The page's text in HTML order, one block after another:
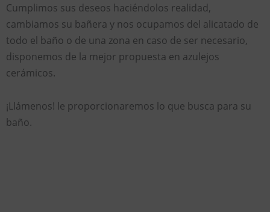
Cumplimos sus deseos haciéndolos realidad,
cambiamos su bañera y nos ocupamos del alicatado de
todo el baño o de una zona en caso de ser necesario,
disponemos de la mejor propuesta en azulejos
cerámicos.
¡Llámenos! le proporcionaremos lo que busca para su
baño.